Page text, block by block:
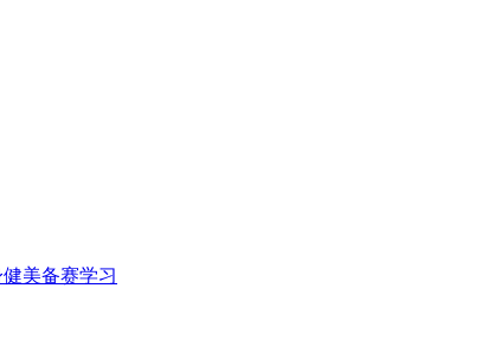
美备赛学习